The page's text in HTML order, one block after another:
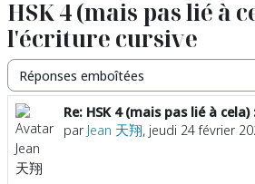
HSK 4 (mais pas lié à
l'écriture cursive
Type d’affichage
Re: HSK 4 (mais pas lié à
par Jean 天翔, jeudi 24 février
Nombre de réponses : 0